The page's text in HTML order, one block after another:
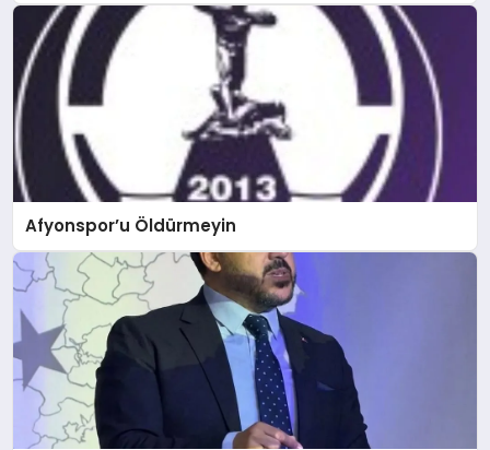
Afyonspor’u Öldürmeyin